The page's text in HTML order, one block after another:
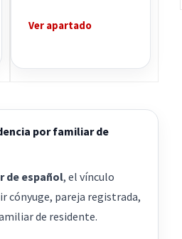
Ver apartado
por familiar de
de español, el vínculo
cónyuge, pareja registrada,
de residente.